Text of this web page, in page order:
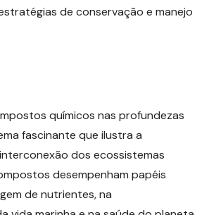
de conservação e manejo
químicos nas profundezas
fascinante que ilustra a
dos ecossistemas
desempenham papéis
de nutrientes, na